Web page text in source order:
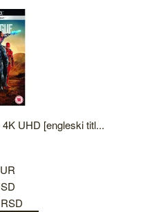
UHD [engleski titl...
RSD